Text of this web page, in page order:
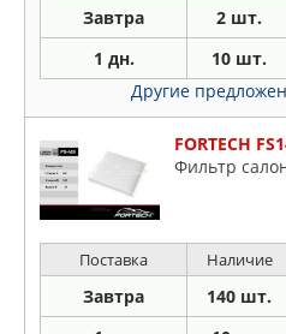
Завтра 2 шт.
1 дн. 10 шт.
Другие
FORTECH
Фильтр
Поставка Наличие
Завтра 140 шт.